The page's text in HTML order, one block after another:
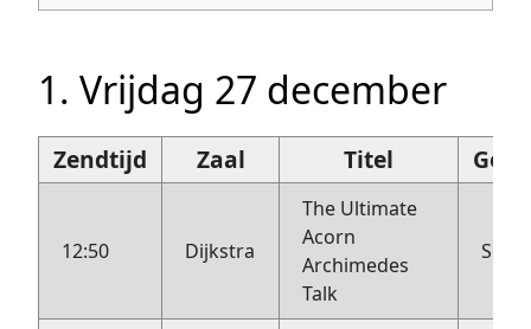
1. Vrijdag 27 december
Zendtijd Zaal Titel
12:50 Dijkstra
The Ultimate
Acorn
Archimedes
Talk